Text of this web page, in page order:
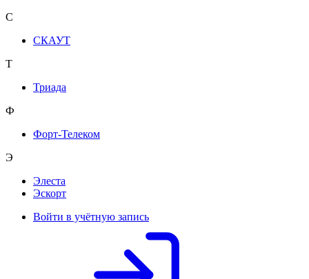
С
СКАУТ
Т
Триада
Ф
Форт-Телеком
Э
Элеста
Эскорт
Войти в учётную запись